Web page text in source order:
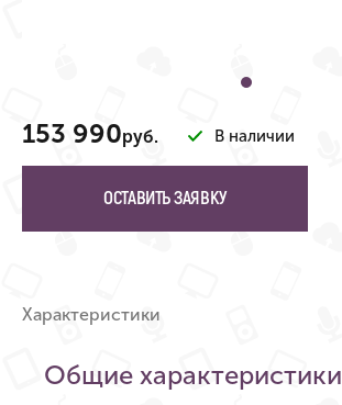
153 990руб. В наличии
ОСТАВИТЬ ЗАЯВКУ
Характеристики
Общие характеристики